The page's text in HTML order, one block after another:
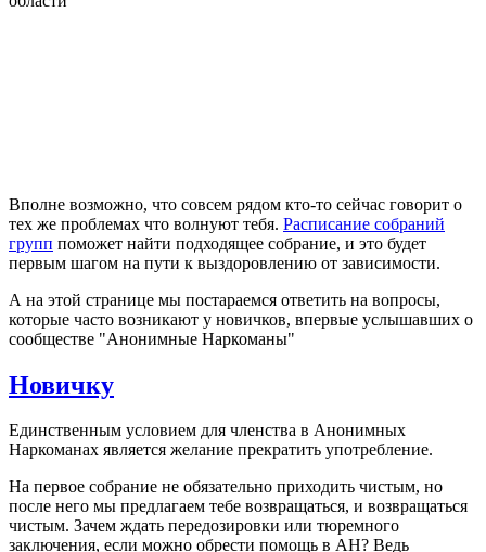
Вполне возможно, что совсем рядом кто-то сейчас говорит о
тех же проблемах что волнуют тебя. Расписание собраний
групп поможет найти подходящее собрание, и это будет
первым шагом на пути к выздоровлению от зависимости.
А на этой странице мы постараемся ответить на вопросы,
которые часто возникают у новичков, впервые услышавших о
сообществе "Анонимные Наркоманы"
Новичку
Единственным условием для членства в Анонимных
Наркоманах является желание прекратить употребление.
На первое собрание не обязательно приходить чистым, но
после него мы предлагаем тебе возвращаться, и возвращаться
чистым. Зачем ждать передозировки или тюремного
заключения, если можно обрести помощь в АН? Ведь